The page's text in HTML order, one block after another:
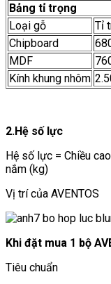
Bảng tỉ trọng
Loại gỗ
Tỉ
Chipboard
MDF
Kính khung nhôm
2.Hệ số lực
Hệ số lực = Chiều
nắm (kg)
Vị trí của AVENTOS
Khi đặt mua 1 bộ
Tiêu chuẩn